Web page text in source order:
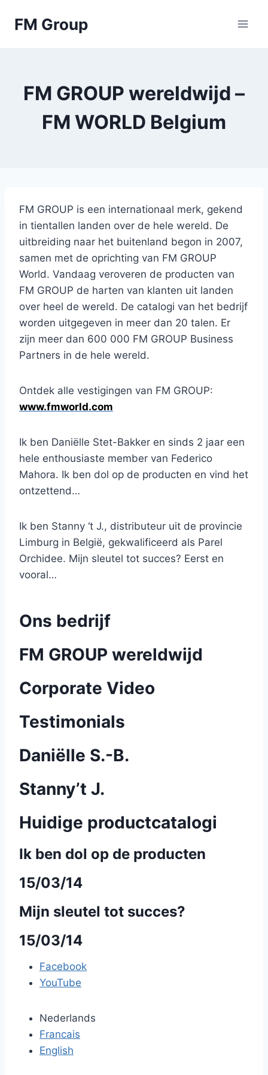
FM Group
FM GROUP wereldwijd –
FM WORLD Belgium
FM GROUP is een internationaal merk, gekend
in tientallen landen over de hele wereld. De
uitbreiding naar het buitenland begon in 2007,
samen met de oprichting van FM GROUP
World. Vandaag veroveren de producten van
FM GROUP de harten van klanten uit landen
over heel de wereld. De catalogi van het bedrijf
worden uitgegeven in meer dan 20 talen. Er
zijn meer dan 600 000 FM GROUP Business
Partners in de hele wereld.
Ontdek alle vestigingen van FM GROUP:
www.fmworld.com
Ik ben Daniëlle Stet-Bakker en sinds 2 jaar een
hele enthousiaste member van Federico
Mahora. Ik ben dol op de producten en vind het
ontzettend…
Ik ben Stanny ‘t J., distributeur uit de provincie
Limburg in België, gekwalificeerd als Parel
Orchidee. Mijn sleutel tot succes? Eerst en
vooral…
Ons bedrijf
FM GROUP wereldwijd
Corporate Video
Testimonials
Daniëlle S.-B.
Stanny’t J.
Huidige productcatalogi
Ik ben dol op de producten
15/03/14
Mijn sleutel tot succes?
15/03/14
Facebook
YouTube
Nederlands
Francais
English